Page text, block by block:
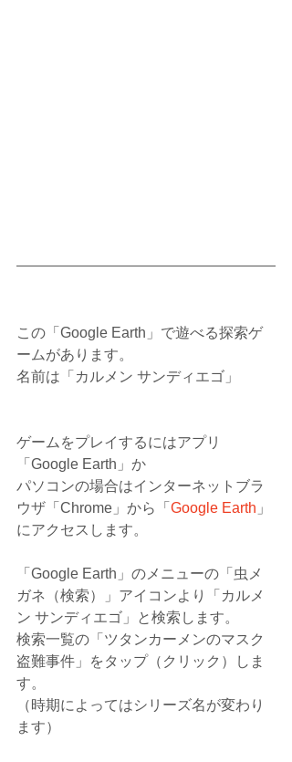
この「Google Earth」で遊べる探索ゲ
ームがあります。
名前は「カルメン サンディエゴ」
ゲームをプレイするにはアプリ
「Google Earth」か
パソコンの場合はインターネットブラ
ウザ「Chrome」から「 Google Earth 」
にアクセスします。
「Google Earth」のメニューの「虫メ
ガネ（検索）」アイコンより「カルメ
ン サンディエゴ」と検索します。
検索一覧の「ツタンカーメンのマスク
盗難事件」をタップ（クリック）しま
す。
（時期によってはシリーズ名が変わり
ます）